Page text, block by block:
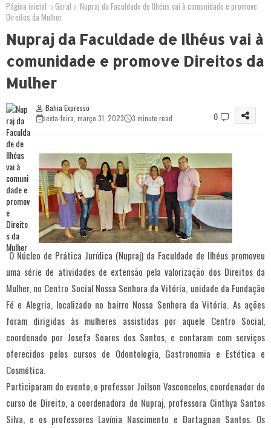
Página inicial Geral
Nupraj da Faculdade de Ilhéus vai à comunidade e promove
Direitos da Mulher
Nupraj da Faculdade de Ilhéus vai à
comunidade e promove Direitos da
Mulher
Bahia Expresso
sexta-feira, março 31, 2023
3 minute read 0
O Núcleo de Prática Jurídica (Nupraj) da Faculdade de Ilhéus promoveu
uma série de atividades de extensão pela valorização dos Direitos da
Mulher, no Centro Social Nossa Senhora da Vitória, unidade da Fundação
Fé e Alegria, localizado no bairro Nossa Senhora da Vitória. As ações
foram dirigidas às mulheres assistidas por aquele Centro Social,
coordenado por Josefa Soares dos Santos, e contaram com serviços
oferecidos pelos cursos de Odontologia, Gastronomia e Estética e
Cosmética.
Participaram do evento, o professor Joilson Vasconcelos, coordenador do
curso de Direito, a coordenadora do Nupraj, professora Cinthya Santos
Silva, e os professores Lavínia Nascimento e Dartagnan Santos. Os